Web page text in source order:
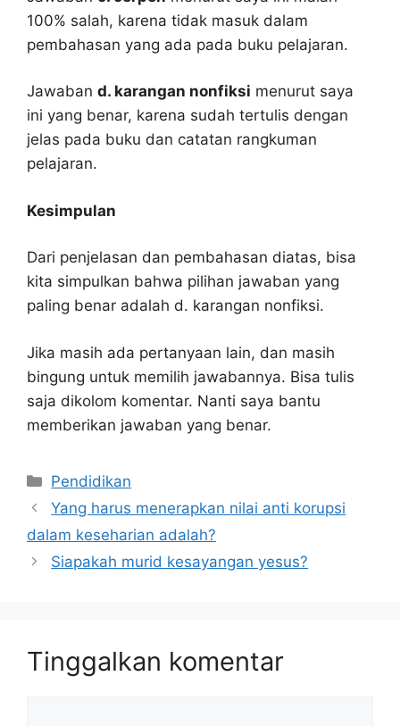
100% salah, karena tidak masuk dalam
pembahasan yang ada pada buku pelajaran.
Jawaban d. karangan nonfiksi menurut saya
ini yang benar, karena sudah tertulis dengan
jelas pada buku dan catatan rangkuman
pelajaran.
Kesimpulan
Dari penjelasan dan pembahasan diatas, bisa
kita simpulkan bahwa pilihan jawaban yang
paling benar adalah d. karangan nonfiksi.
Jika masih ada pertanyaan lain, dan masih
bingung untuk memilih jawabannya. Bisa tulis
saja dikolom komentar. Nanti saya bantu
memberikan jawaban yang benar.
Kategori
Pendidikan
Yang harus menerapkan nilai anti korupsi
dalam keseharian adalah?
Siapakah murid kesayangan yesus?
Tinggalkan komentar